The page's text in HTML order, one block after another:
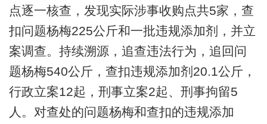
点逐一核查，发现实际涉事收购点共5家，查
扣问题杨梅225公斤和一批违规添加剂，并立
案调查。持续溯源，追查违法行为，追回问
题杨梅540公斤，查扣违规添加剂20.1公斤，
行政立案12起，刑事立案2起、刑事拘留5
人。对查处的问题杨梅和查扣的违规添加